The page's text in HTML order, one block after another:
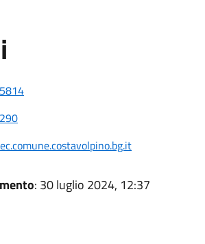
: 30 luglio 2024, 12:37